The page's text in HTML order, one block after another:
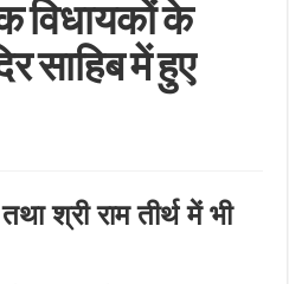
विधायकों के
साहिब में हुए
तथा श्री राम तीर्थ में भी